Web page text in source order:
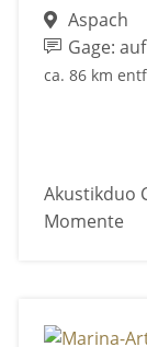
Aspach
Gage:
ca. 86 km
Akustikduo
Momente